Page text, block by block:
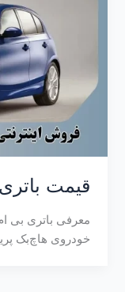
قیمت
خودروی هاچ‌بک